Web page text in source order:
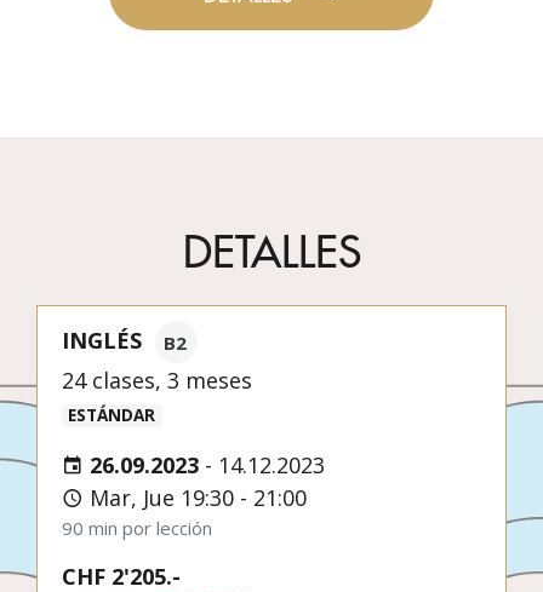
DETALLES
INGLÉS B2
24 clases, 3 meses
ESTÁNDAR
26.09.2023 - 14.12.2023
Mar, Jue 19:30 - 21:00
90 min por lección
CHF 2'205.-